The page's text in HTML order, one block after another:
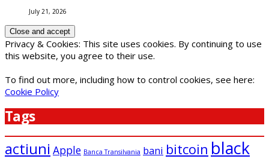
July 21, 2026
Privacy & Cookies: This site uses cookies. By continuing to use
this website, you agree to their use.
To find out more, including how to control cookies, see here:
Cookie Policy
Tags
actiuni Apple Banca Transilvania bani bitcoin black